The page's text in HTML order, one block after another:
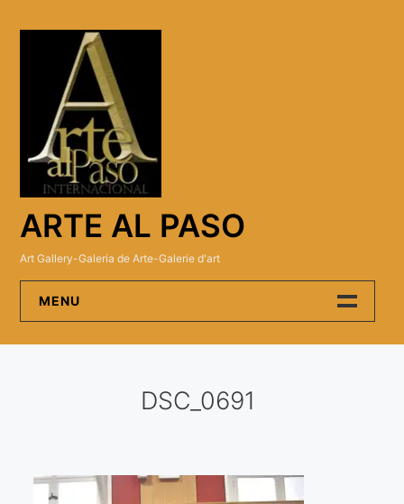
ARTE AL PASO
Art Gallery-Galeria de Arte-Galerie d'art
MENU
Visitas a los ateliers o talleres de artistas
DSC_0691